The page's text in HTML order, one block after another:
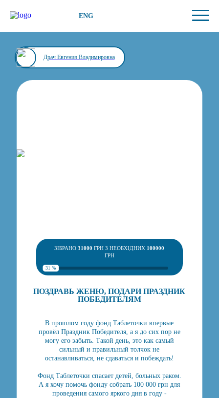
ENG
Драч Евгения Владимировна
ЗІБРАНО31000 ГРН З НЕОБХІДНИХ 100000
ГРН
31 %
ПОЗДРАВЬ ЖЕНЮ, ПОДАРИ ПРАЗДНИК
ПОБЕДИТЕЛЯМ
В прошлом году фонд Таблеточки впервые
провёл Праздник Победителя, а я до сих пор не
могу его забыть. Такой день, это как самый
сильный и правильный толчок не
останавливаться, не сдаваться и побеждать!
Фонд Таблеточки спасает детей, больных раком.
А я хочу помочь фонду собрать 100 000 грн для
проведения самого яркого дня в году -